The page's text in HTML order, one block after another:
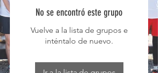
No se encontró este grupo
Vuelve a la lista de grupos e
inténtalo de nuevo.